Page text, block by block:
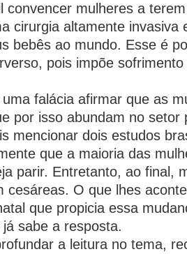
convencer mulheres a
cirurgia altamente invasiva
bebês ao mundo. Esse é
pois impõe
falácia afirmar que as
por isso abundam no setor
mencionar dois estudos
que a maioria das
parir. Entretanto, ao final,
cesáreas. O que lhes
que propicia essa
sabe a resposta.
a leitura no tema,